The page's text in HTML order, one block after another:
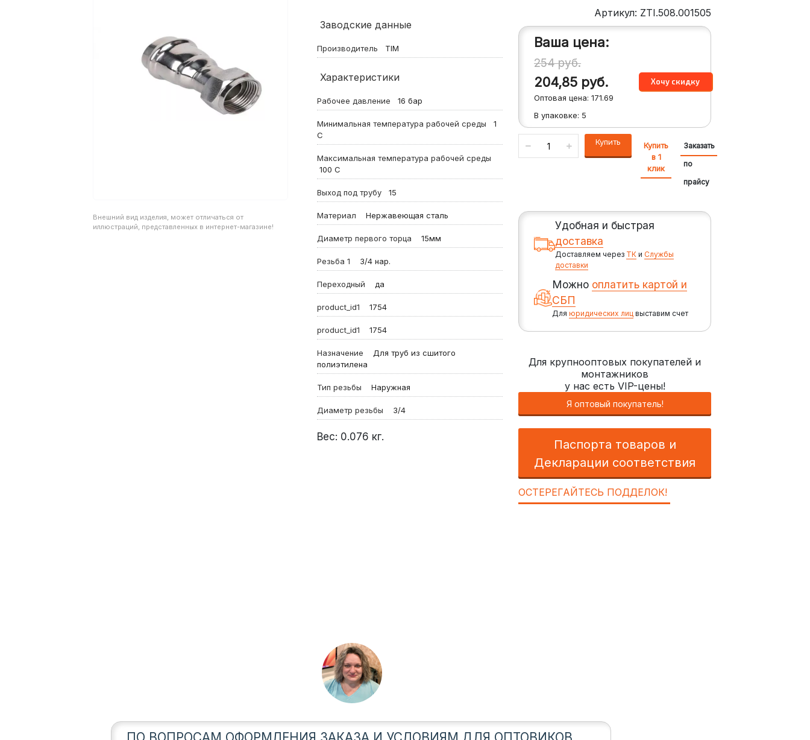
Внешний вид изделия, может отличаться от
иллюстраций, представленных в интернет-магазине!
Заводские данные
Производитель TIM
Характеристики
Рабочее давление 16 бар
Минимальная температура рабочей среды
1
С
Максимальная температура рабочей среды
100 С
Выход под трубу 15
Материал Нержавеющая сталь
Диаметр первого торца 15мм
Резьба 1 3/4 нар.
Переходный да
product_id1 1754
product_id1 1754
Назначение
Для труб из сшитого
полиэтилена
Тип резьбы Наружная
Диаметр резьбы 3/4
Вес: 0.076 кг.
Артикул: ZTI.508.001505
Ваша цена:
254руб.
204,85 руб.
Оптовая цена:171.69
В упаковке: 5
Купить
Купить
в 1
клик
Заказать
по
прайсу
Удобная и быстрая
доставка
Доставляем через ТКи Службы
доставки
Можно оплатить картой и
СБП
Для юридических лицвыставим счет
Для крупнооптовых покупателей и
монтажников
у нас есть VIP-цены!
Я оптовый покупатель!
Паспорта товаров и
Декларации соответствия
ОСТЕРЕГАЙТЕСЬ ПОДДЕЛОК!